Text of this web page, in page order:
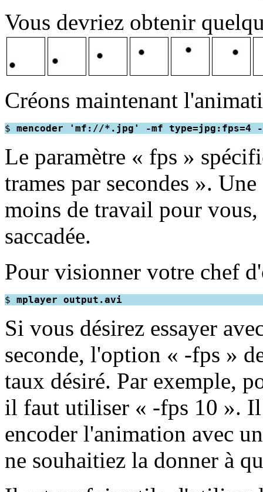
Vous devriez obtenir
Créons maintenant
$ mencoder 'mf://*.jpg' -mf type=jpg:fps=4
Le paramètre « fps »
trames par secondes ».
moins de travail pour
saccadée.
Pour visionner votre chef
$ mplayer output.avi
Si vous désirez essayer
seconde, l'option « -fps »
taux désiré. Par exemple,
il faut utiliser « -fps 10 ». Il
encoder l'animation avec
ne souhaitiez la donner à